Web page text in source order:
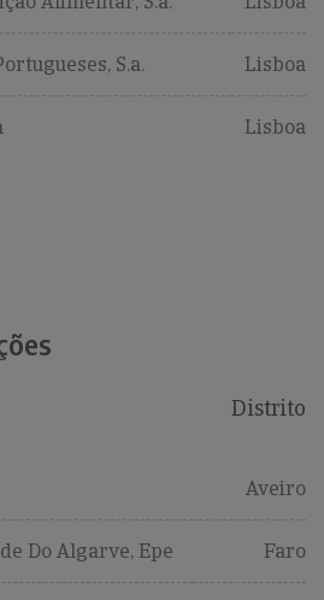
S.a. Lisboa
Lisboa
Distrito
Aveiro
Do Algarve, Epe Faro